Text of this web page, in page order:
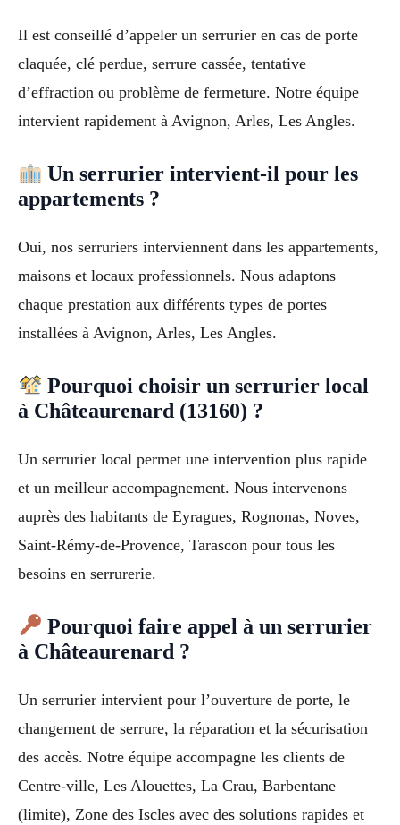
Il est conseillé d’appeler un serrurier en cas de porte
claquée, clé perdue, serrure cassée, tentative
d’effraction ou problème de fermeture. Notre équipe
intervient rapidement à Avignon, Arles, Les Angles.
Un serrurier intervient-il pour les
appartements ?
Oui, nos serruriers interviennent dans les appartements,
maisons et locaux professionnels. Nous adaptons
chaque prestation aux différents types de portes
installées à Avignon, Arles, Les Angles.
Pourquoi choisir un serrurier local
à Châteaurenard (13160) ?
Un serrurier local permet une intervention plus rapide
et un meilleur accompagnement. Nous intervenons
auprès des habitants de Eyragues, Rognonas, Noves,
Saint-Rémy-de-Provence, Tarascon pour tous les
besoins en serrurerie.
Pourquoi faire appel à un serrurier
à Châteaurenard ?
Un serrurier intervient pour l’ouverture de porte, le
changement de serrure, la réparation et la sécurisation
des accès. Notre équipe accompagne les clients de
Centre-ville, Les Alouettes, La Crau, Barbentane
(limite), Zone des Iscles avec des solutions rapides et